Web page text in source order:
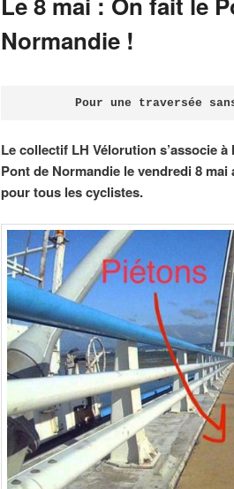
Normandie !
Pour une traversée
Le collectif LH Vélorution s’associe
Pont de Normandie le vendredi 8
pour tous les cyclistes.